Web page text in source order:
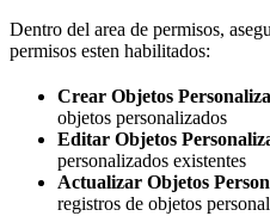
Dentro del area de permisos,
permisos esten habilitados:
Crear Objetos
objetos personalizados
Editar Objetos
personalizados existentes
Actualizar Objetos
registros de objetos